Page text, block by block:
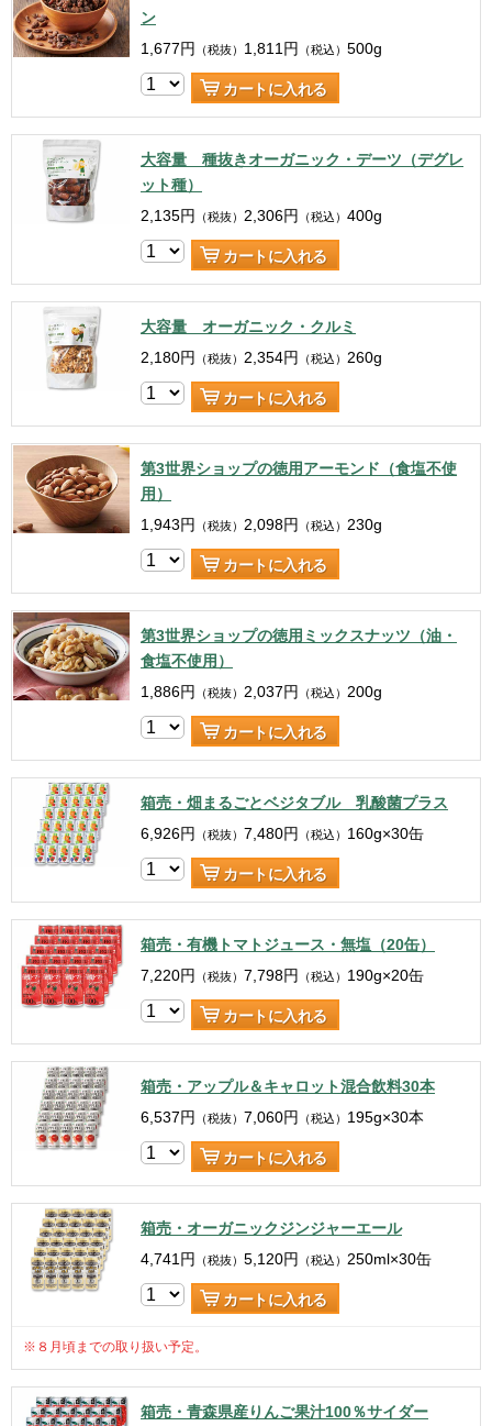
ン
1,677円 （税抜） 1,811 円 （税込） 500g
カートに入れる
大容量 種抜きオーガニック・デーツ（デグレ
ット種）
2,135円 （税抜） 2,306円 （税込） 400g
カートに入れる
大容量 オーガニック・クルミ
2,180円 （税抜） 2,354円 （税込） 260g
カートに入れる
第3世界ショップの徳用アーモンド（食塩不使
用）
1,943円 （税抜） 2,098円 （税込） 230g
カートに入れる
第3世界ショップの徳用ミックスナッツ（油・
食塩不使用）
1,886円 （税抜） 2,037円 （税込） 200g
カートに入れる
箱売・畑まるごとベジタブル 乳酸菌プラス
6,926円 （税抜） 7,480円 （税込） 160g×30缶
カートに入れる
箱売・有機トマトジュース・無塩（20缶）
7,220円 （税抜） 7,798円 （税込） 190g×20缶
カートに入れる
箱売・アップル＆キャロット混合飲料30本
6,537円 （税抜） 7,060円 （税込） 195g×30本
カートに入れる
箱売・オーガニックジンジャーエール
4,741 円 （税抜） 5,120円 （税込） 250ml×30缶
カートに入れる
※８月頃までの取り扱い予定。
箱売・青森県産りんご果汁100％サイダー